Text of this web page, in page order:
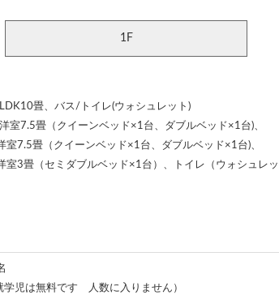
1F
LDK10畳、バス/トイレ(ウォシュレット)
室7.5畳（クイーンベッド×1台、ダブルベッド×1台)、
畳（クイーンベッド×1台、ダブルベッド×1台)、
畳（セミダブルベッド×1台）、トイレ（ウォシュレッ
学児は無料です 人数に入りません）